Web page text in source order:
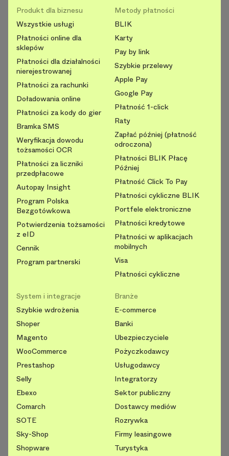
Produkt dla biznesu
Wszystkie usługi
Płatności online dla
sklepów
Płatności dla działalności
nierejestrowanej
Płatności za rachunki
Doładowania online
Płatności za kody do gier
Bramka SMS
Weryfikacja dowodu
tożsamości OCR
Płatności za liczniki
przedpłacowe
Autopay Insight
Program Polska
Bezgotówkowa
Potwierdzenia tożsamości
z eID
Cennik
Program partnerski
Metody płatności
BLIK
Karty
Pay by link
Szybkie przelewy
Apple Pay
Google Pay
Płatność 1-click
Raty
Zapłać później (płatność
odroczona)
Płatności BLIK Płacę
Później
Płatność Click To Pay
Płatności cykliczne BLIK
Portfele elektroniczne
Płatności kredytowe
Płatności w aplikacjach
mobilnych
Visa
Płatności cykliczne
System i integracje
Szybkie wdrożenia
Shoper
Magento
WooCommerce
Prestashop
Selly
Ebexo
Comarch
SOTE
Sky-Shop
Shopware
Branże
E-commerce
Banki
Ubezpieczyciele
Pożyczkodawcy
Usługodawcy
Integratorzy
Sektor publiczny
Dostawcy mediów
Rozrywka
Firmy leasingowe
Turystyka